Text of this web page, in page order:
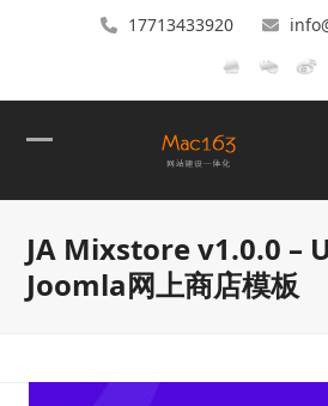
17713433920
mobile
menu
mobile
menu
JA Mixstore v1.0.0 –
Joomla网上商店模板